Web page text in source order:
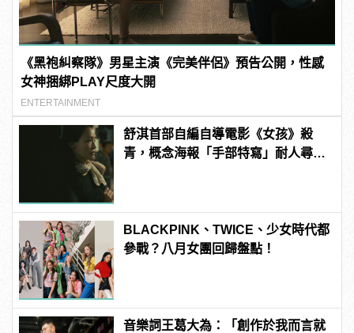
《黑袍糾察隊》男星主演《完美伴侶》預告公開，性感
女神捆綁PLAY尺度大開
ENTERTAINMENT
舒淇首部自編自導電影《女孩》殺
青，概念海報「手部特寫」耐人尋
BLACKPINK、TWICE、少女時代都
參戰？八月女團回歸盤點！
音樂詞王葛大為：「創作於我而言就